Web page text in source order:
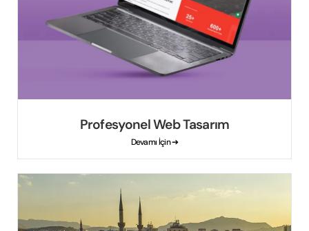
Profesyonel Web Tasarım
Devamı İçin ➔